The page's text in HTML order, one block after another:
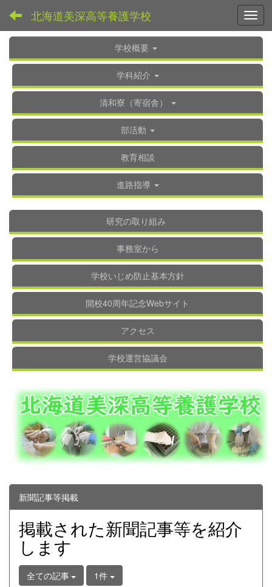
北海道美深高等養護学校
学校概要
学科紹介
清和寮（寄宿舎）
部活動
教育相談
進路指導
研究の取り組み
事務室から
学校いじめ防止基本方針
開校40周年記念Webサイト
アクセス
学校運営協議会
新聞記事等掲載
掲載された新聞記事等を紹介
します
全ての記事 1件